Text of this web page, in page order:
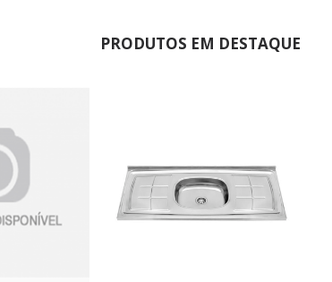
PRODUTOS EM DESTAQUE